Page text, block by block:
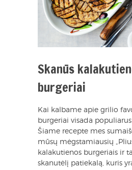
Skanūs
burgeriai
Kai kalbame apie grilio
burgeriai visada
Šiame recepte mes
mūsų mėgstamiausių
kalakutienos burgeriais ir
skanutėlį patiekalą, kuris